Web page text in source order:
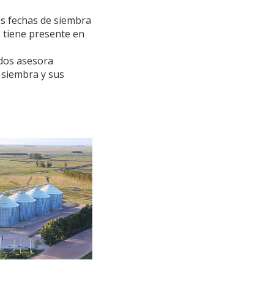
fechas de siembra
tiene presente en
asesora
y sus